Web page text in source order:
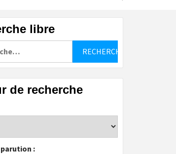
libre
de recherche
: